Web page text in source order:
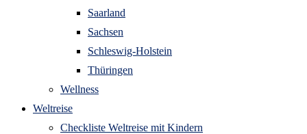
Saarland
Sachsen
Schleswig-Holstein
Thüringen
Wellness
Weltreise
Checkliste Weltreise mit Kindern